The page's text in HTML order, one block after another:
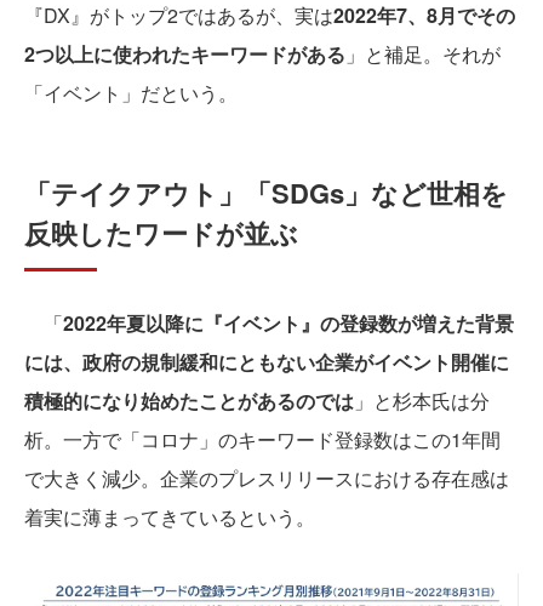
『DX』がトップ2ではあるが、実は2022年7、8月でその
2つ以上に使われたキーワードがある 」と補足。それが
「イベント」だという。
「テイクアウト」「SDGs」など世相を
反映したワードが並ぶ
「2022年夏以降に『イベント』の登録数が増えた背景
には、政府の規制緩和にともない企業がイベント開催に
積極的になり始めたことがあるのでは 」と杉本氏は分
析。一方で「コロナ」のキーワード登録数はこの1年間
で大きく減少。企業のプレスリリースにおける存在感は
着実に薄まってきているという。